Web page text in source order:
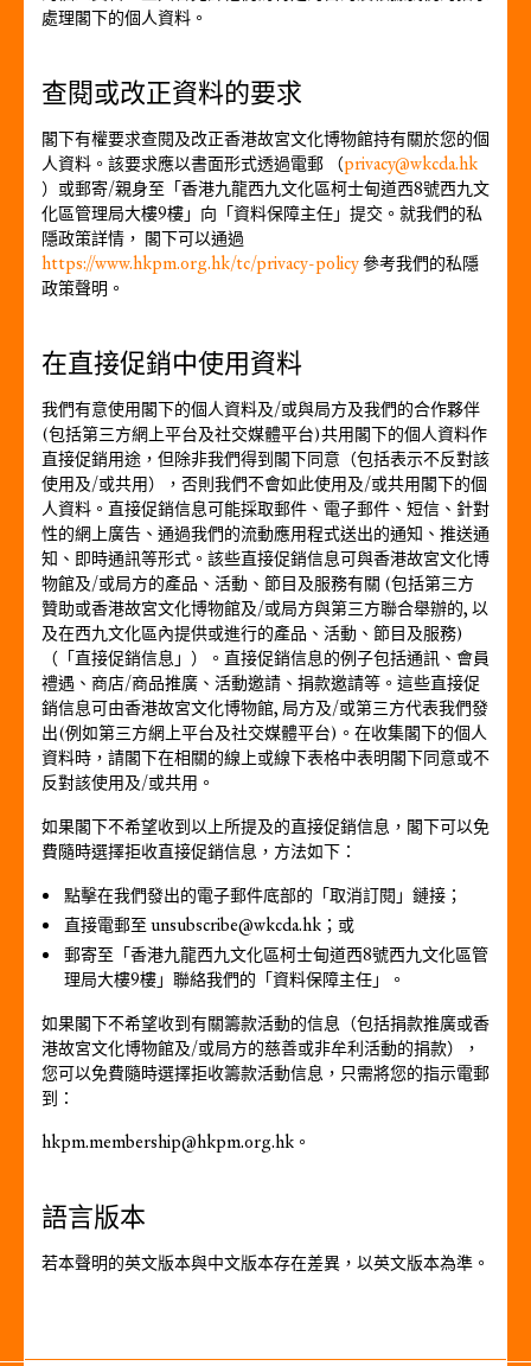
處理閣下的個人資料。
查閱或改正資料的要求
閣下有權要求查閱及改正香港故宮文化博物館持有關於您的個
人資料。該要求應以書面形式透過電郵 （privacy@wkcda.hk
）或郵寄/親身至「香港九龍西九文化區柯士甸道西8號西九文
化區管理局大樓9樓」向「資料保障主任」提交。就我們的私
隱政策詳情， 閣下可以通過
https://www.hkpm.org.hk/tc/privacy-policy參考我們的私隱
政策聲明。
在直接促銷中使用資料
我們有意使用閣下的個人資料及/或與局方及我們的合作夥伴
(包括第三方網上平台及社交媒體平台)共用閣下的個人資料作
直接促銷用途，但除非我們得到閣下同意（包括表示不反對該
使用及/或共用），否則我們不會如此使用及/或共用閣下的個
人資料。直接促銷信息可能採取郵件、電子郵件、短信、針對
性的網上廣告、通過我們的流動應用程式送出的通知、推送通
知、即時通訊等形式。該些直接促銷信息可與香港故宮文化博
物館及/或局方的產品、活動、節目及服務有關 (包括第三方
贊助或香港故宮文化博物館及/或局方與第三方聯合舉辦的, 以
及在西九文化區內提供或進行的產品、活動、節目及服務)
（「直接促銷信息」）。直接促銷信息的例子包括通訊、會員
禮遇、商店/商品推廣、活動邀請、捐款邀請等。這些直接促
銷信息可由香港故宮文化博物館, 局方及/或第三方代表我們發
出(例如第三方網上平台及社交媒體平台)。在收集閣下的個人
資料時，請閣下在相關的線上或線下表格中表明閣下同意或不
反對該使用及/或共用。
如果閣下不希望收到以上所提及的直接促銷信息，閣下可以免
費隨時選擇拒收直接促銷信息，方法如下：
點擊在我們發出的電子郵件底部的「取消訂閱」鏈接；
直接電郵至 unsubscribe@wkcda.hk ；或
郵寄至「香港九龍西九文化區柯士甸道西8號西九文化區管
理局大樓9樓」聯絡我們的「資料保障主任」。
如果閣下不希望收到有關籌款活動的信息（包括捐款推廣或香
港故宮文化博物館及/或局方的慈善或非牟利活動的捐款），
您可以免費隨時選擇拒收籌款活動信息，只需將您的指示電郵
到：
hkpm.membership@hkpm.org.hk 。
語言版本
若本聲明的英文版本與中文版本存在差異，以英文版本為準。